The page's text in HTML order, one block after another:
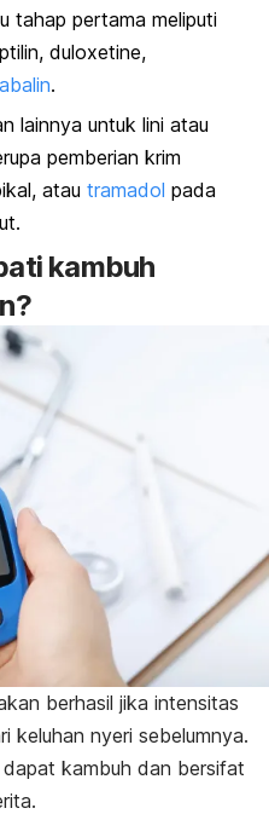
tahap pertama meliputi
duloxetine,
.
lainnya untuk lini atau
pemberian krim
atau tramadol pada
kambuh
berhasil jika intensitas
keluhan nyeri sebelumnya.
kambuh dan bersifat